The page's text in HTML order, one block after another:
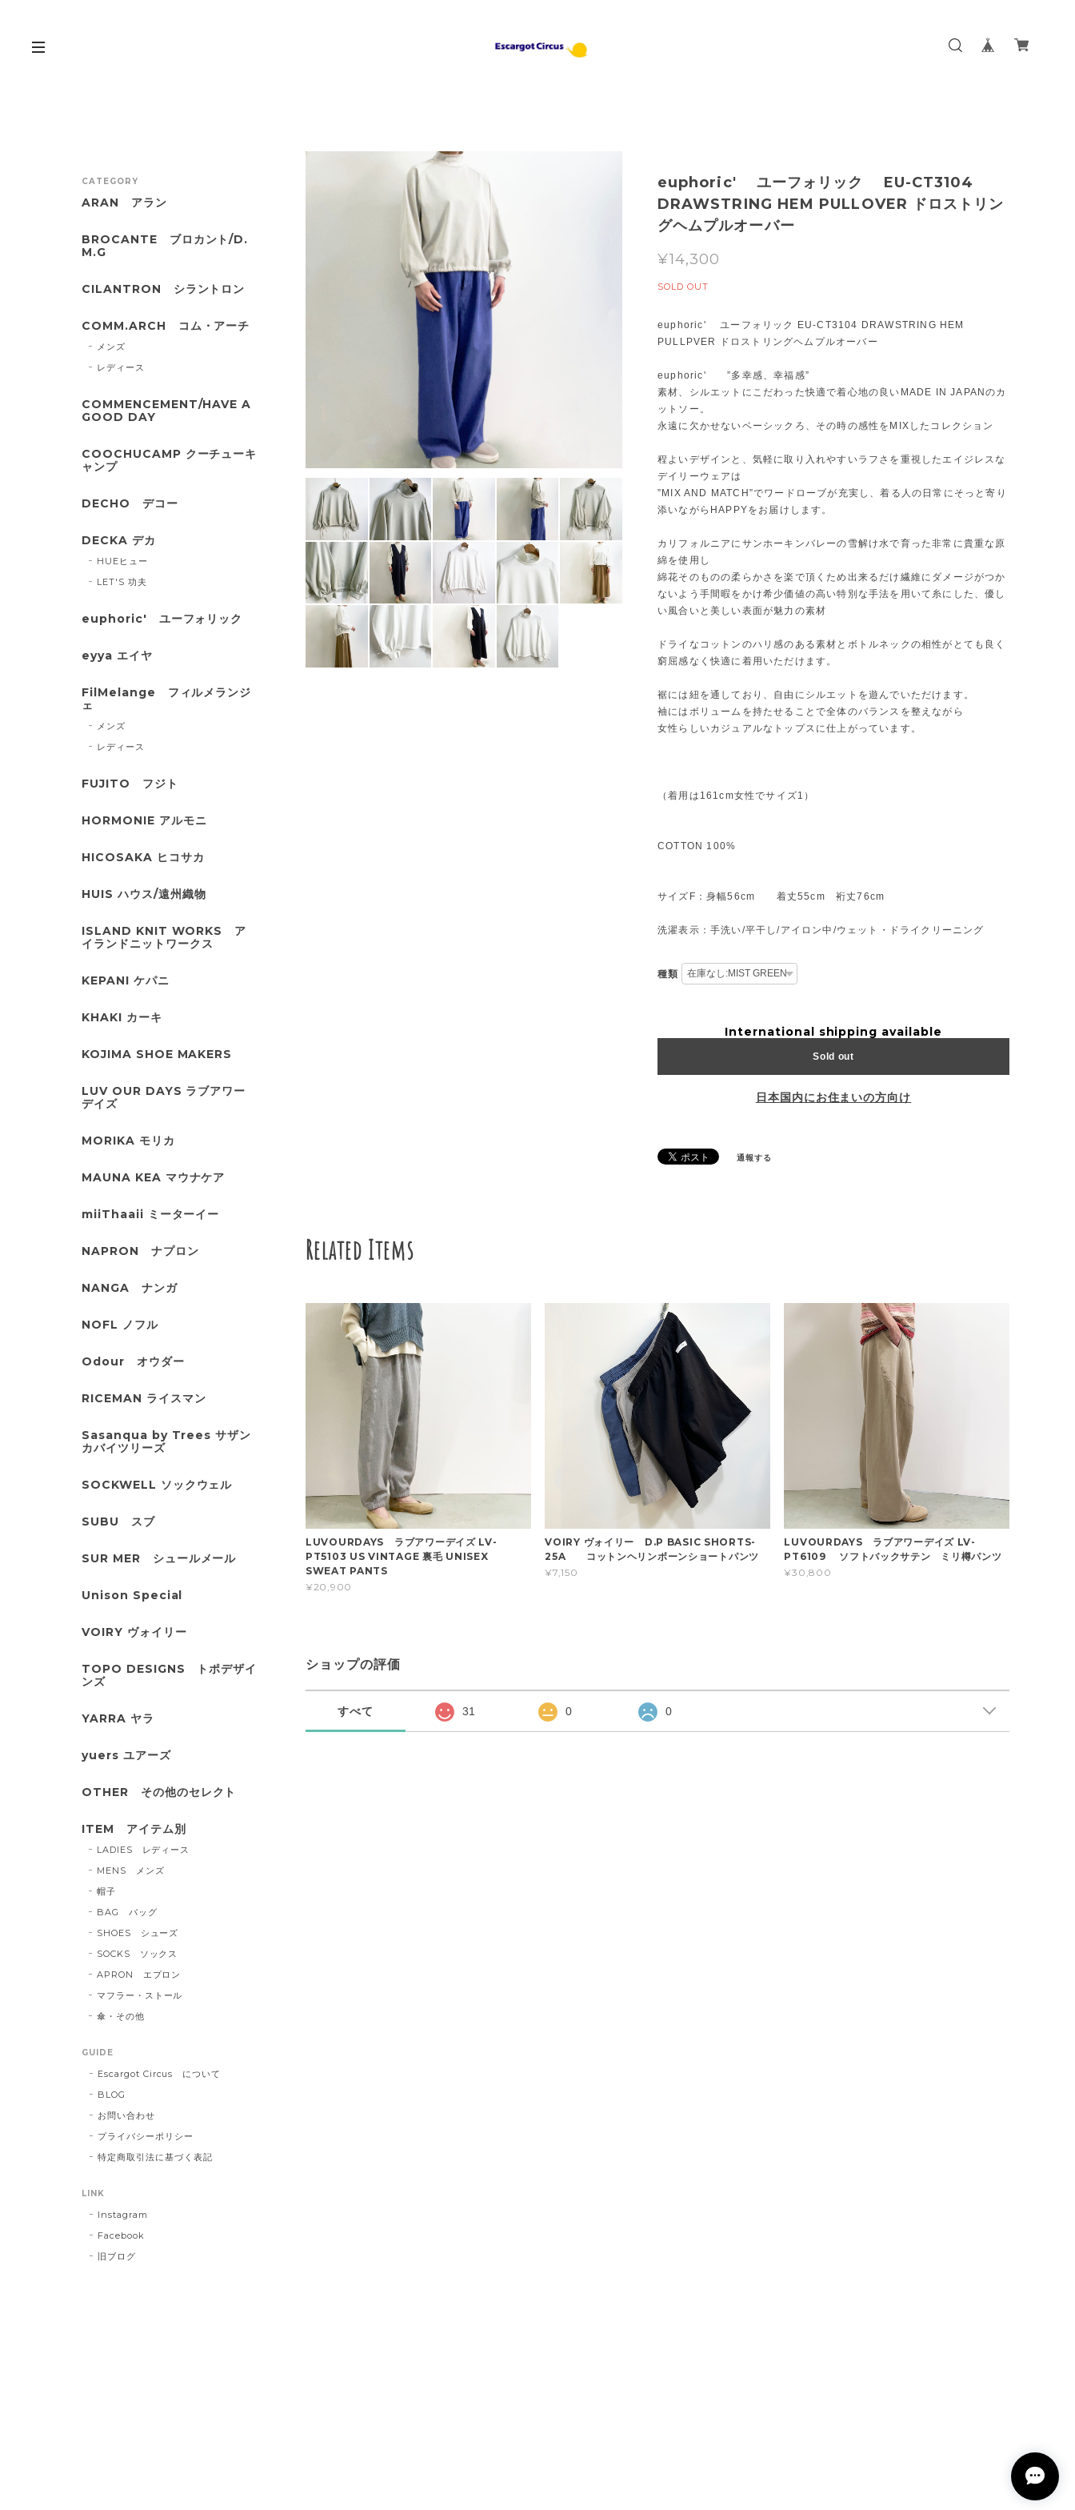
euphoric' ユーフォリック EU-CT3104
DRAWSTRING HEM PULLOVER ドロストリン
グヘムプルオーバー
¥14,300
SOLD OUT
euphoric' ユーフォリック EU-CT3104 DRAWSTRING HEM
PULLPVER ドロストリングヘムプルオーバー
euphoric' ”多幸感、幸福感”
素材、シルエットにこだわった快適で着心地の良いMADE IN JAPANのカ
ットソー。
永遠に欠かせないベーシックろ、その時の感性をMIXしたコレクション
程よいデザインと、気軽に取り入れやすいラフさを重視したエイジレスな
デイリーウェアは
”MIX AND MATCH”でワードローブが充実し、着る人の日常にそっと寄り
添いながらHAPPYをお届けします。
カリフォルニアにサンホーキンバレーの雪解け水で育った非常に貴重な原
綿を使用し
綿花そのものの柔らかさを楽で頂くため出来るだけ繊維にダメージがつか
ないよう手間暇をかけ希少価値の高い特別な手法を用いて糸にした、優し
い風合いと美しい表面が魅力の素材
ドライなコットンのハリ感のある素材とボトルネックの相性がとても良く
窮屈感なく快適に着用いただけます。
裾には紐を通しており、自由にシルエットを遊んでいただけます。
袖にはボリュームを持たせることで全体のバランスを整えながら
女性らしいカジュアルなトップスに仕上がっています。
（着用は161cm女性でサイズ1）
COTTON 100%
サイズF：身幅56cm 着丈55cm 裄丈76cm
洗濯表示：手洗い/平干し/アイロン中/ウェット・ドライクリーニング
種類
International shipping available
Sold out
日本国内にお住まいの方向け
通報する
Related Items
LUVOURDAYS ラブアワーデイズ LV-
PT5103 US VINTAGE 裏毛 UNISEX
SWEAT PANTS
¥20,900
VOIRY ヴォイリー D.P BASIC SHORTS-
25A コットンヘリンボーンショートパンツ
¥7,150
LUVOURDAYS ラブアワーデイズ LV-
PT6109 ソフトバックサテン ミリ樽パンツ
¥30,800
ショップの評価
すべて 31 0 0
CATEGORY
ARAN アラン
BROCANTE ブロカント/D.
M.G
CILANTRON シラントロン
COMM.ARCH コム・アーチ
メンズ
レディース
COMMENCEMENT/HAVE A
GOOD DAY
COOCHUCAMP クーチューキ
ャンプ
DECHO デコー
DECKA デカ
HUEヒュー
LET'S 功夫
euphoric' ユーフォリック
eyya エイヤ
FilMelange フィルメランジ
ェ
メンズ
レディース
FUJITO フジト
HORMONIE アルモニ
HICOSAKA ヒコサカ
HUIS ハウス/遠州織物
ISLAND KNIT WORKS ア
イランドニットワークス
KEPANI ケパニ
KHAKI カーキ
KOJIMA SHOE MAKERS
LUV OUR DAYS ラブアワー
デイズ
MORIKA モリカ
MAUNA KEA マウナケア
miiThaaii ミーターイー
NAPRON ナプロン
NANGA ナンガ
NOFL ノフル
Odour オウダー
RICEMAN ライスマン
Sasanqua by Trees サザン
カバイツリーズ
SOCKWELL ソックウェル
SUBU スブ
SUR MER シュールメール
Unison Special
VOIRY ヴォイリー
TOPO DESIGNS トポデザイ
ンズ
YARRA ヤラ
yuers ユアーズ
OTHER その他のセレクト
ITEM アイテム別
LADIES レディース
MENS メンズ
帽子
BAG バッグ
SHOES シューズ
SOCKS ソックス
APRON エプロン
マフラー・ストール
傘・その他
GUIDE
Escargot Circus について
BLOG
お問い合わせ
プライバシーポリシー
特定商取引法に基づく表記
LINK
Instagram
Facebook
旧ブログ